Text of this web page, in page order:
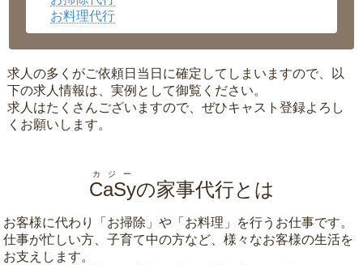
お料理代行
求人の多くがご依頼日当日に確定してしまいますので、以
下の求人情報は、実例として御覧ください。
求人はたくさんございますので、ぜひキャスト登録よろし
くお願いします。
CaSy
カジー
の家事代行とは
お客様に代わり「 お掃除 」や「 お料理 」を行うお仕事です。
仕事が忙しい方、子育て中の方など、様々なお客様の生活を
お支えします。